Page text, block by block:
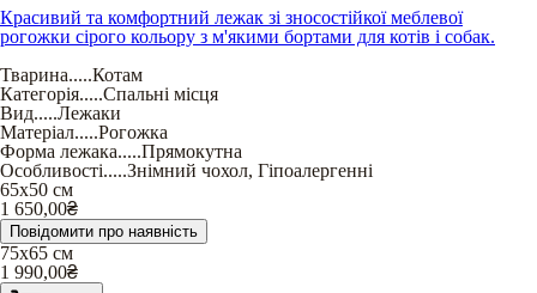
Красивий та комфортний лежак зі зносостійкої меблевої
рогожки сірого кольору з м'якими бортами для котів і собак.
Тварина.....Котам
Категорія.....Спальні місця
Вид.....Лежаки
Матеріал.....Рогожка
Форма лежака.....Прямокутна
Особливості.....Знімний чохол, Гіпоалергенні
65х50 см
1 650,00₴
Повідомити про наявність
75х65 см
1 990,00₴